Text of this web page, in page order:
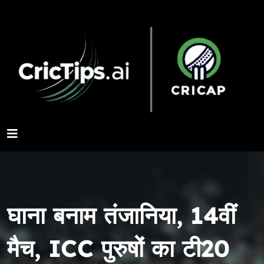
घाना बनाम तंजानिया, 14वीं
मैच, ICC पुरुषों का टी20